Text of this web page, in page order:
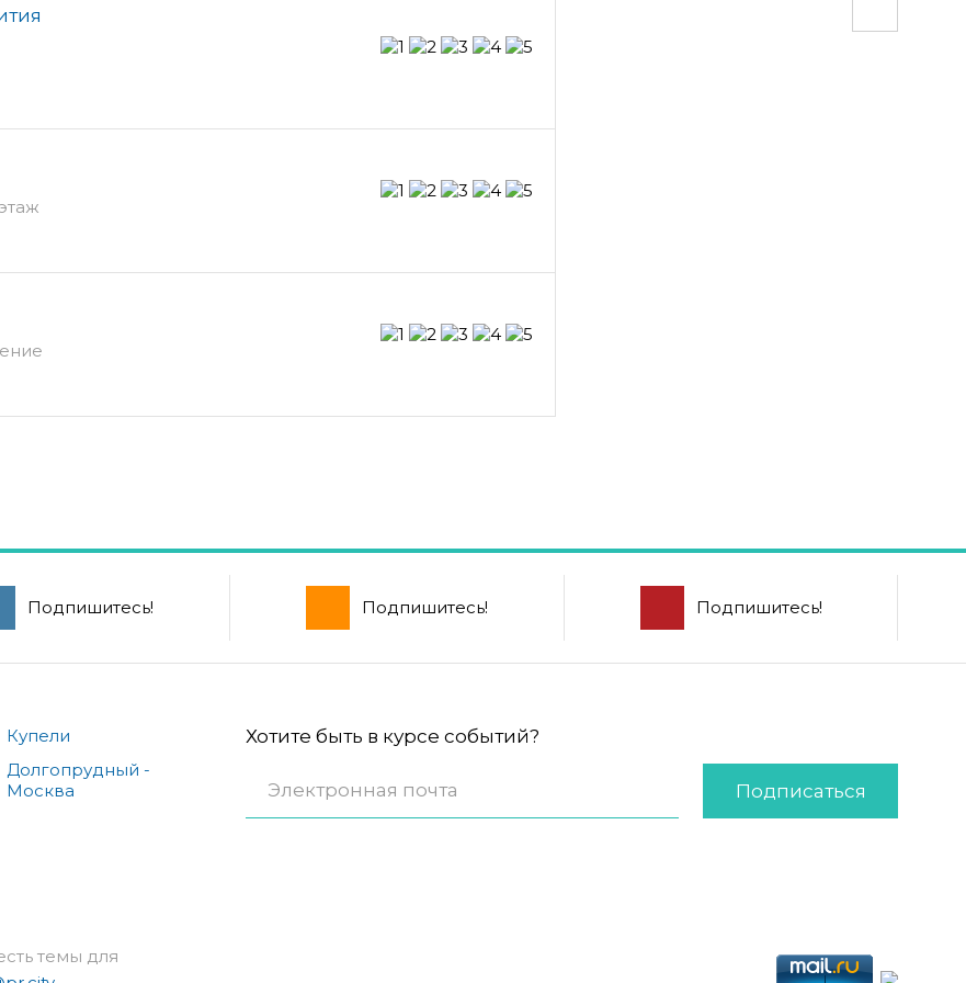
Подпишитесь! Подпишитесь! Подпишитесь!
Купели
Долгопрудный -
Москва
Хотите быть в курсе событий?
Подписаться
темы для